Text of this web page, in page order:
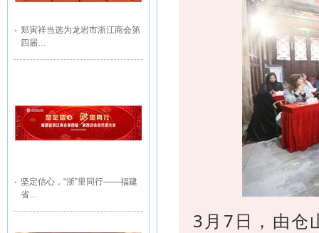
郑寅祥当选为龙岩市浙江商会第
四届…
坚定信心，“浙”里同行——福建
省…
3月7日，由仓